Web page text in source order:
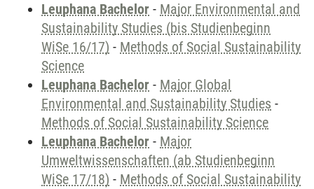
Leuphana Bachelor - Major Environmental and
Sustainability Studies (bis Studienbeginn
WiSe 16/17) - Methods of Social Sustainability
Science
Leuphana Bachelor - Major Global
Environmental and Sustainability Studies -
Methods of Social Sustainability Science
Leuphana Bachelor - Major
Umweltwissenschaften (ab Studienbeginn
WiSe 17/18) - Methods of Social Sustainability